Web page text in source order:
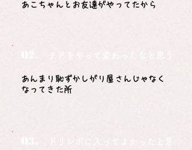
あこちゃんとお友達がやってたから
チアをやって変わったなと思うこと
あんまり恥ずかしがり屋さんじゃなく
なってきた所
Q3.